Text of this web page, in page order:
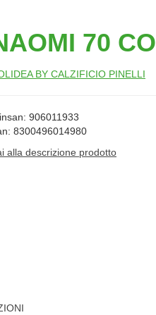
70
BY CALZIFICIO PINELLI
906011933
8300496014980
alla descrizione prodotto